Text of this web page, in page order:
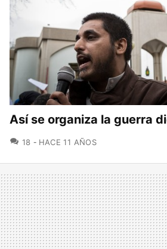
Así se organiza la guerra
18 COMENTARIOS
HACE 11 AÑOS